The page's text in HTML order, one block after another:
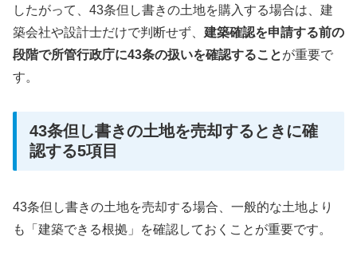
したがって、43条但し書きの土地を購入する場合は、建
築会社や設計士だけで判断せず、 建築確認を申請する前の
段階で所管行政庁に43条の扱いを確認することが重要で
す。
43条但し書きの土地を売却するときに確
認する5項目
43条但し書きの土地を売却する場合、一般的な土地より
も「建築できる根拠」を確認しておくことが重要です。